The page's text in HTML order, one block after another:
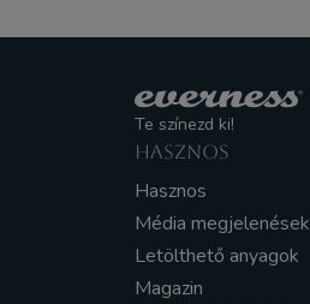
Te színezd ki!
HASZNOS
Hasznos
Média megjelenések
Letölthető anyagok
Magazin